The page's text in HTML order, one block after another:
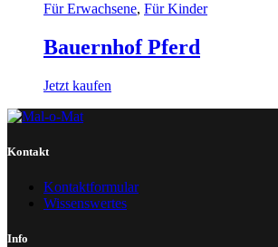
Für Erwachsene, Für Kinder
Bauernhof Pferd
Jetzt kaufen
Kontakt
Kontaktformular
Wissenswertes
Info